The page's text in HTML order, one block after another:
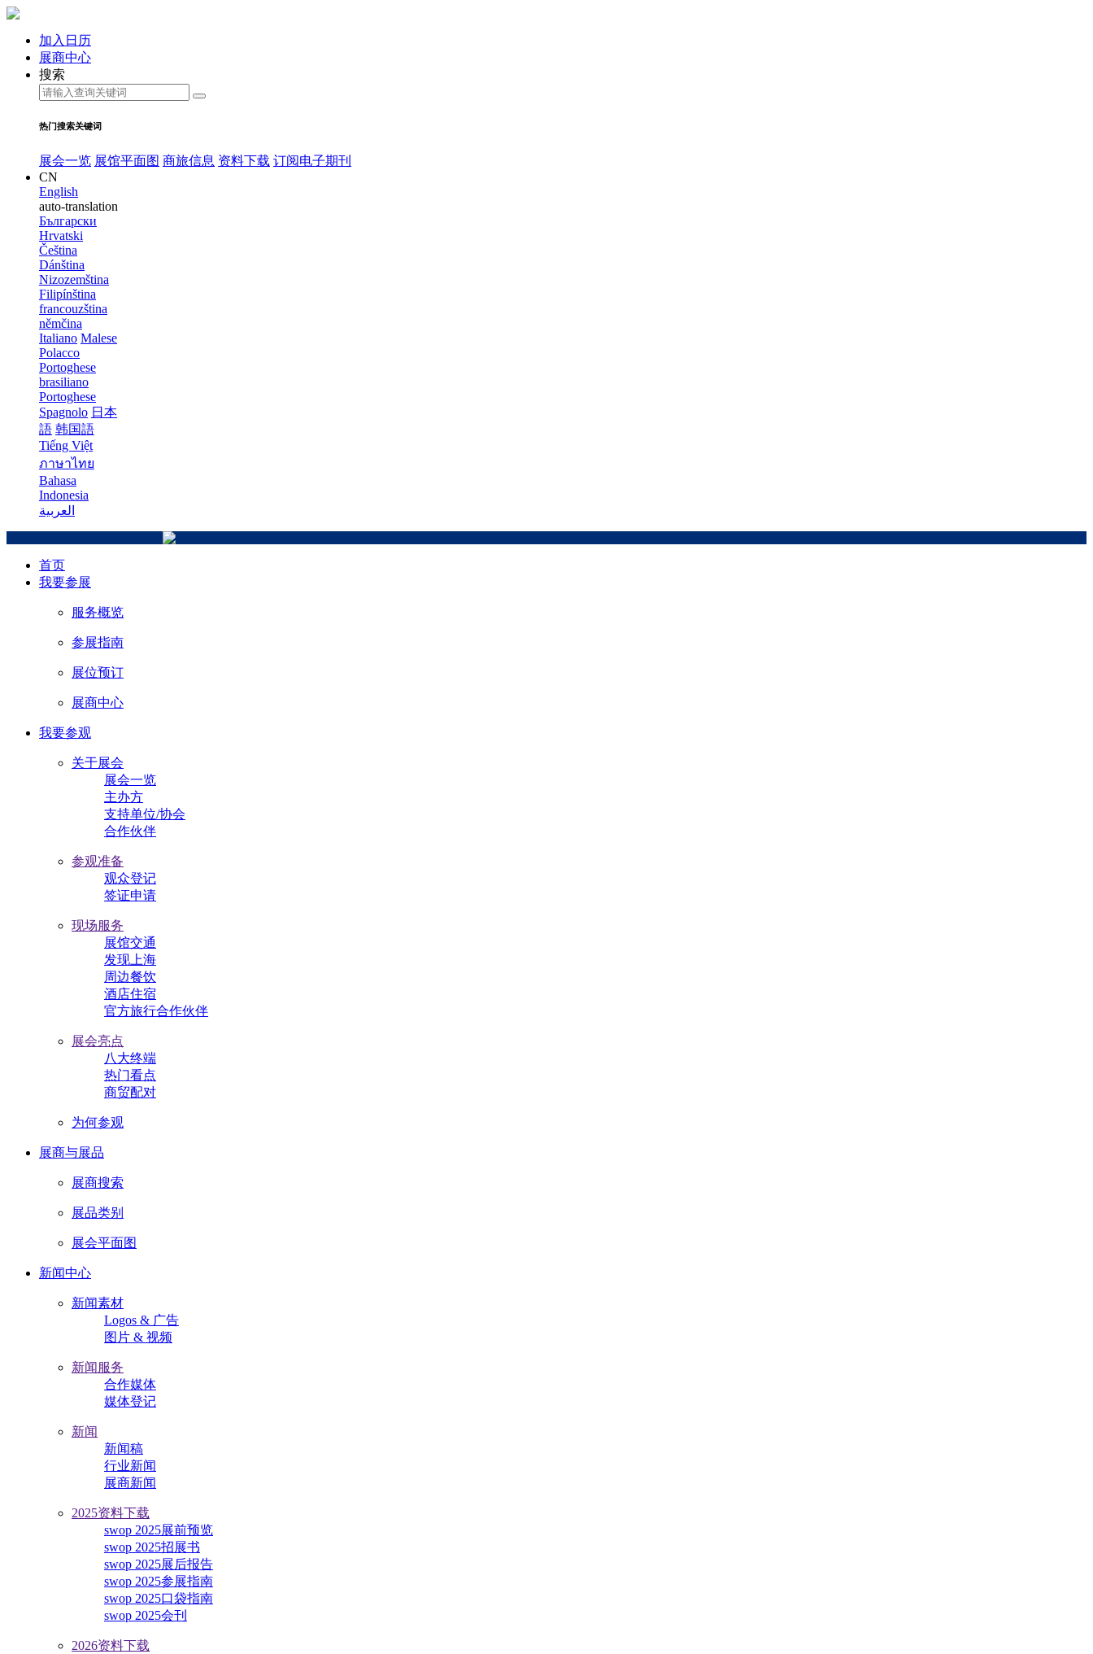
加入日历
展商中心
搜索
热门搜索关键词
展会一览 展馆平面图 商旅信息 资料下载 订阅电子期刊
CN
English
auto-translation
Български
Hrvatski
Čeština
Dánština
Nizozemština
Filipínština
francouzština
němčina
Italiano Malese
Polacco
Portoghese
brasiliano
Portoghese
Spagnolo 日本
語 韩国語
Tiếng Việt
ภาษาไทย
Bahasa
Indonesia
العربية
首页
我要参展
服务概览
参展指南
展位预订
展商中心
我要参观
关于展会
展会一览
主办方
支持单位/协会
合作伙伴
参观准备
观众登记
签证申请
现场服务
展馆交通
发现上海
周边餐饮
酒店住宿
官方旅行合作伙伴
展会亮点
八大终端
热门看点
商贸配对
为何参观
展商与展品
展商搜索
展品类别
展会平面图
新闻中心
新闻素材
Logos & 广告
图片 & 视频
新闻服务
合作媒体
媒体登记
新闻
新闻稿
行业新闻
展商新闻
2025资料下载
swop 2025展前预览
swop 2025招展书
swop 2025展后报告
swop 2025参展指南
swop 2025口袋指南
swop 2025会刊
2026资料下载